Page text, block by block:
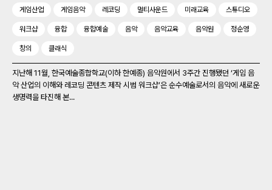
게임산업 게임음악 레코딩 멀티사운드 미래교육 스튜디오
워크샵 융합 융합예술 음악 음악교육 음악원 정순영
창의 클래식
지난해 11월, 한국예술종합학교(이하 한예종) 음악원에서 3주간 진행됐던 ‘게임 음
악 산업의 이해와 레코딩 콘텐츠 제작 시범 워크샵’은 순수예술로서의 음악에 새로운
생명력을 타진해 본...